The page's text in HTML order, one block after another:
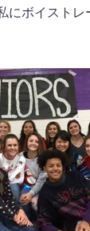
にボイストレ